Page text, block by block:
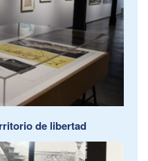
de libertad